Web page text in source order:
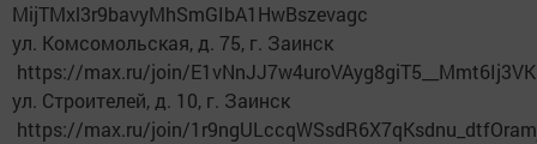
MijTMxl3r9bavyMhSmGIbA1HwBszevagc
ул. Комсомольская, д. 75, г. Заинск
https://max.ru/join/
ул. Строителей, д. 10, г. Заинск
https://max.ru/join/